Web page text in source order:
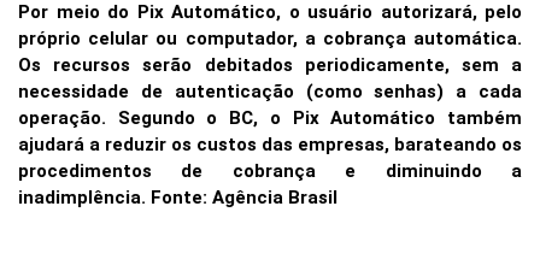
Por meio do Pix Automático, o usuário autorizará, pelo
próprio celular ou computador, a cobrança automática.
Os recursos serão debitados periodicamente, sem a
necessidade de autenticação (como senhas) a cada
operação. Segundo o BC, o Pix Automático também
ajudará a reduzir os custos das empresas, barateando os
procedimentos de cobrança e diminuindo a
inadimplência. Fonte: Agência Brasil